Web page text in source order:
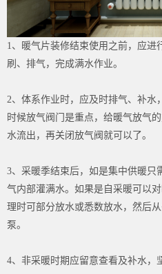
1、暖气片装修结束使用之前，应进
刷、排气，完成满水作业。
2、体系作业时，应及时排气、补水
时候放气阀门是重点，给暖气放气
水流出，再关闭放气阀就可以了。
3、采暖季结束后，如是集中供暖只
气内部灌满水。如果是自采暖可以
理时可部分放水或悉数放水，然后
泵。
4、非采暖时期应留意查看及补水，